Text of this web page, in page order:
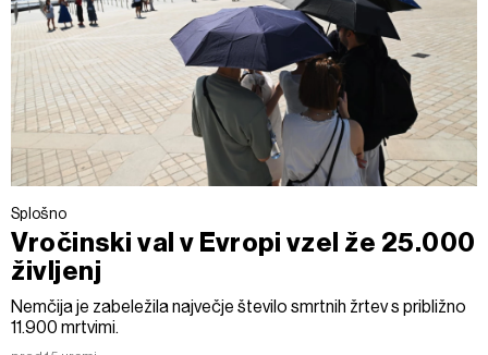
Splošno
Vročinski val v Evropi vzel že 25.000
življenj
Nemčija je zabeležila največje število smrtnih žrtev s približno
11.900 mrtvimi.